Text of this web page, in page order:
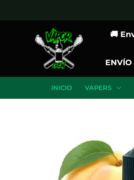
contenido
🚚
INICIO VAPERS